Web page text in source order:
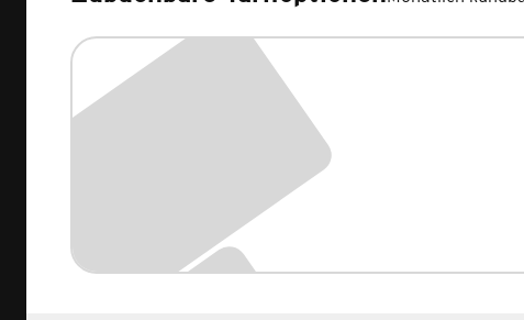
Zubuchbare Tarifoptionen